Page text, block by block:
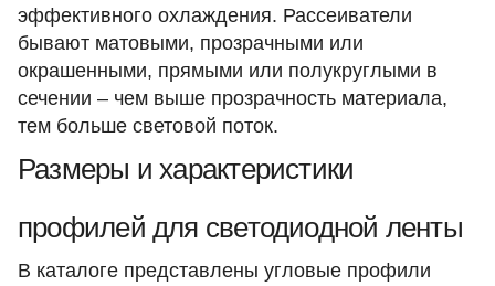
эффективного охлаждения. Рассеиватели
бывают матовыми, прозрачными или
окрашенными, прямыми или полукруглыми в
сечении – чем выше прозрачность материала,
тем больше световой поток.​
Размеры и характеристики
профилей для светодиодной ленты
В каталоге представлены угловые профили